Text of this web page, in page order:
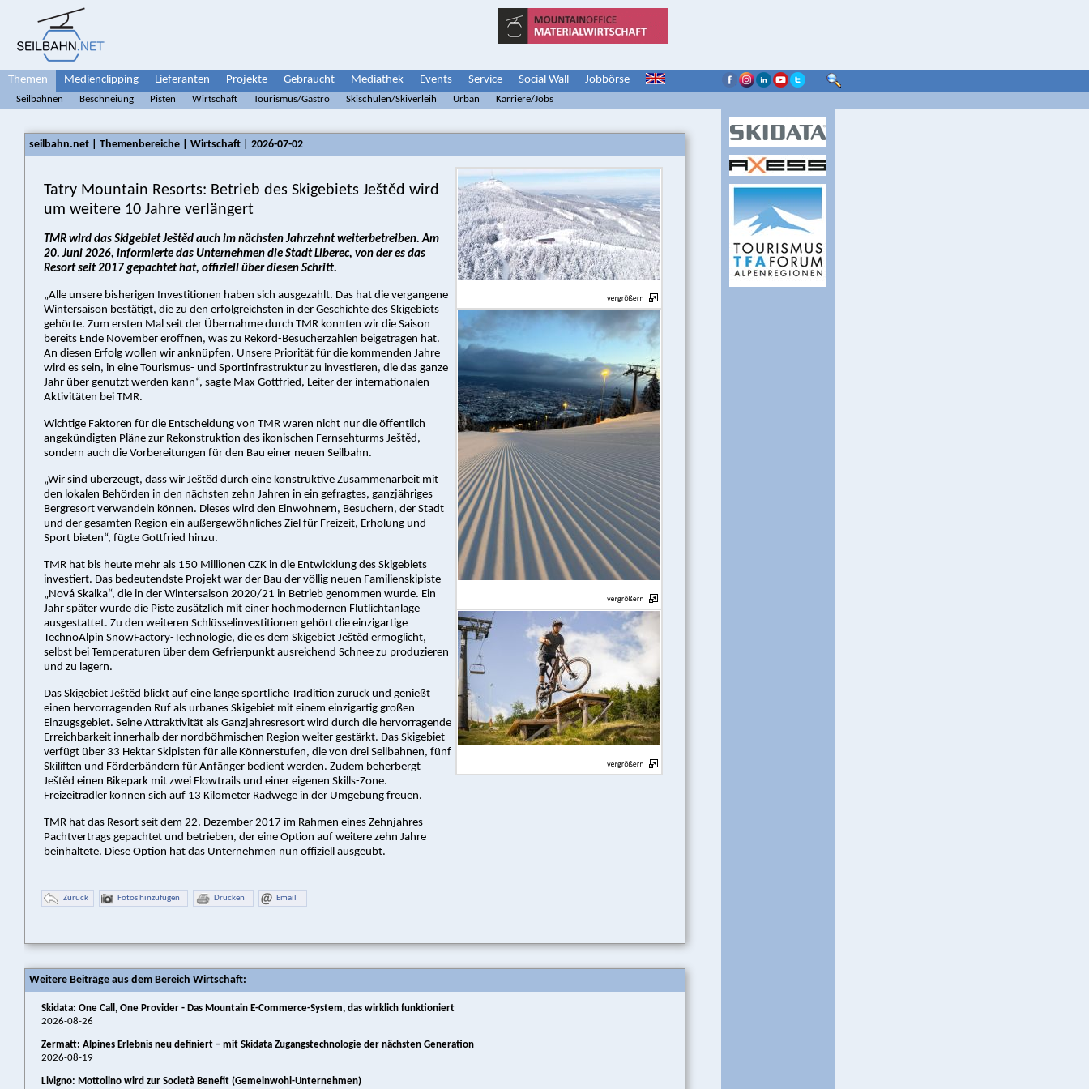
Themen Medienclipping Lieferanten Projekte Gebraucht Mediathek Events Service Social Wall Jobbörse
Seilbahnen Beschneiung Pisten Wirtschaft Tourismus/Gastro Skischulen/Skiverleih Urban Karriere/Jobs
seilbahn.net | Themenbereiche | Wirtschaft | 2026-07-02
Tatry Mountain Resorts: Betrieb des Skigebiets Ještěd wird
um weitere 10 Jahre verlängert
TMR wird das Skigebiet Ještěd auch im nächsten Jahrzehnt weiterbetreiben. Am
20. Juni 2026, informierte das Unternehmen die Stadt Liberec, von der es das
Resort seit 2017 gepachtet hat, offiziell über diesen Schritt.
„Alle unsere bisherigen Investitionen haben sich ausgezahlt. Das hat die vergangene
Wintersaison bestätigt, die zu den erfolgreichsten in der Geschichte des Skigebiets
gehörte. Zum ersten Mal seit der Übernahme durch TMR konnten wir die Saison
bereits Ende November eröffnen, was zu Rekord-Besucherzahlen beigetragen hat.
An diesen Erfolg wollen wir anknüpfen. Unsere Priorität für die kommenden Jahre
wird es sein, in eine Tourismus- und Sportinfrastruktur zu investieren, die das ganze
Jahr über genutzt werden kann“, sagte Max Gottfried, Leiter der internationalen
Aktivitäten bei TMR.
Wichtige Faktoren für die Entscheidung von TMR waren nicht nur die öffentlich
angekündigten Pläne zur Rekonstruktion des ikonischen Fernsehturms Ještěd,
sondern auch die Vorbereitungen für den Bau einer neuen Seilbahn.
„Wir sind überzeugt, dass wir Ještěd durch eine konstruktive Zusammenarbeit mit
den lokalen Behörden in den nächsten zehn Jahren in ein gefragtes, ganzjähriges
Bergresort verwandeln können. Dieses wird den Einwohnern, Besuchern, der Stadt
und der gesamten Region ein außergewöhnliches Ziel für Freizeit, Erholung und
Sport bieten“, fügte Gottfried hinzu.
TMR hat bis heute mehr als 150 Millionen CZK in die Entwicklung des Skigebiets
investiert. Das bedeutendste Projekt war der Bau der völlig neuen Familienskipiste
„Nová Skalka“, die in der Wintersaison 2020/21 in Betrieb genommen wurde. Ein
Jahr später wurde die Piste zusätzlich mit einer hochmodernen Flutlichtanlage
ausgestattet. Zu den weiteren Schlüsselinvestitionen gehört die einzigartige
TechnoAlpin SnowFactory-Technologie, die es dem Skigebiet Ještěd ermöglicht,
selbst bei Temperaturen über dem Gefrierpunkt ausreichend Schnee zu produzieren
und zu lagern.
Das Skigebiet Ještěd blickt auf eine lange sportliche Tradition zurück und genießt
einen hervorragenden Ruf als urbanes Skigebiet mit einem einzigartig großen
Einzugsgebiet. Seine Attraktivität als Ganzjahresresort wird durch die hervorragende
Erreichbarkeit innerhalb der nordböhmischen Region weiter gestärkt. Das Skigebiet
verfügt über 33 Hektar Skipisten für alle Könnerstufen, die von drei Seilbahnen, fünf
Skiliften und Förderbändern für Anfänger bedient werden. Zudem beherbergt
Ještěd einen Bikepark mit zwei Flowtrails und einer eigenen Skills-Zone.
Freizeitradler können sich auf 13 Kilometer Radwege in der Umgebung freuen.
TMR hat das Resort seit dem 22. Dezember 2017 im Rahmen eines Zehnjahres-
Pachtvertrags gepachtet und betrieben, der eine Option auf weitere zehn Jahre
beinhaltete. Diese Option hat das Unternehmen nun offiziell ausgeübt.
Zurück Fotos hinzufügen Drucken Email
Weitere Beiträge aus dem Bereich Wirtschaft:
Skidata: One Call, One Provider - Das Mountain E-Commerce-System, das wirklich funktioniert
2026-08-26
Zermatt: Alpines Erlebnis neu definiert – mit Skidata Zugangstechnologie der nächsten Generation
2026-08-19
Livigno: Mottolino wird zur Società Benefit (Gemeinwohl-Unternehmen)